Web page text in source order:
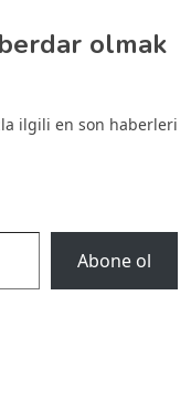
olmak
ilgili en son haberleri
Abone ol